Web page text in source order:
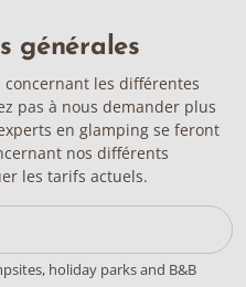
générales
les différentes
pas à nous demander plus
en glamping se feront
nos différents
les tarifs actuels.
holiday parks and B&B